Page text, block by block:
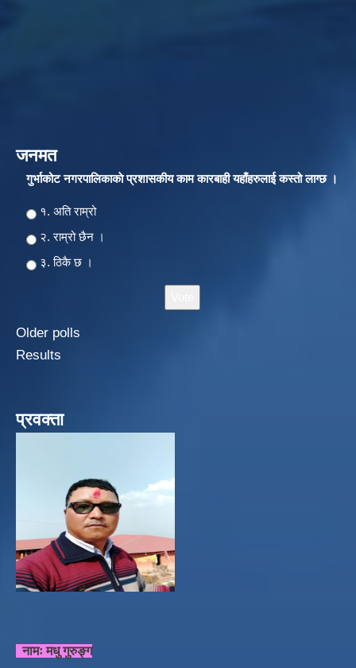
जनमत
गुर्भाकोट नगरपालिकाकाे प्रशासकीय काम कारबाही यहाँहरुलाई कस्तो लाग्छ ।
Choices
१. अति राम्रो
२‍‍. राम्रो छैन ।
३. ठिकै छ ।
Older polls
Results
प्रवक्ता
नामः मधु गुरुङ्ग